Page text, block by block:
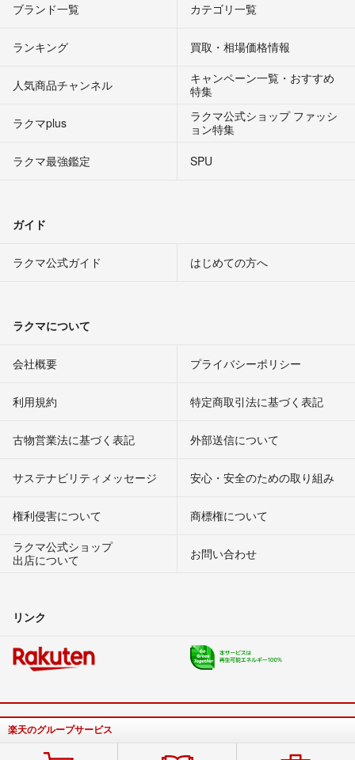
ブランド一覧 カテゴリ一覧
ランキング 買取・相場価格情報
人気商品チャンネル
キャンペーン一覧・おすすめ
特集
ラクマplus
ラクマ公式ショップ ファッシ
ョン特集
ラクマ最強鑑定
SPU
ガイド
ラクマ公式ガイド はじめての方へ
ラクマについて
会社概要 プライバシーポリシー
利用規約 特定商取引法に基づく表記
古物営業法に基づく表記 外部送信について
サステナビリティメッセージ 安心・安全のための取り組み
権利侵害について
商標権について
ラクマ公式ショップ
出店について
お問い合わせ
リンク
楽天のグループサービス